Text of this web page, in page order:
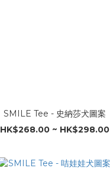
SMILE Tee - 史納莎犬圖案
HK$268.00 ~ HK$298.00